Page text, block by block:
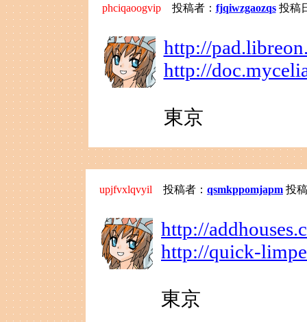
phciqaoogvip投稿者： fjqiwzgaozqs投稿
http://
http://
東京
upjfvxlqvyil 投稿者： qsmkppomjapm 投
http://
http://quick-
東京